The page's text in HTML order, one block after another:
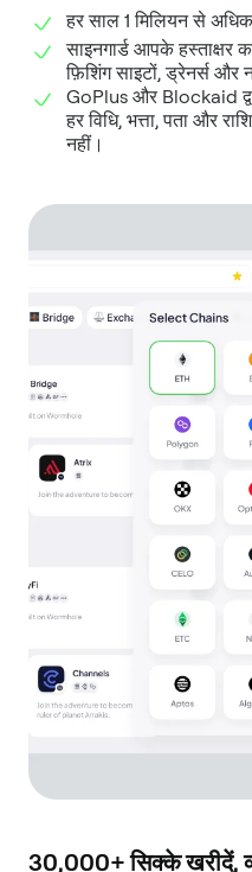
हर साल 1 मिलियन से अधिक
साइनगार्ड आपके हस्ताक्षर
फ़िशिंग साइटों, ड्रेनर्स और
GoPlus और Blockaid
हर विधि, भत्ता, पता और
नहीं।
30,000+ सिक्के खरीदें,